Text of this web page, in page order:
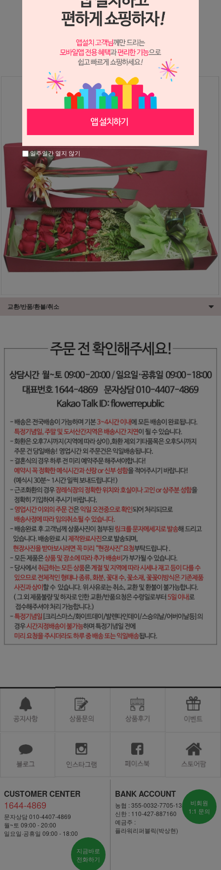
상세 정보를 확대해 보실 수 있습니다.
※ 필독해주세요 ※
장미는 시세 변동에 따라 가격이 달라질 수 있으니
교환/반품/환불/취소
CUSTOMER CENTER
1644-4869
문자상담 010-4407-4869
월~토 09:00 - 20:00
일요일·공휴일 09:00 - 18:00
지금바로
전화하기
BANK ACCOUNT
농협 : 355-0032-7705-13
신한 : 110-427-887160
예금주 :
플라워리퍼블릭(박상현)
비회원
1:1 문의
일주일간 열지 않기